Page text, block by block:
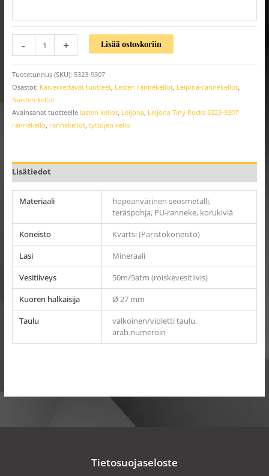
- + Lisää ostoskoriin
Tuotetunnus (SKU): 5323-9307
Osastot: Kaiverrettavat tuotteet, Lasten rannekellot, Leijona-rannekellot,
Naisten kellot
Avainsanat tuotteelle lasten kellot, Leijona, Leijona Tiny Rocks 5323-9307
rannekello rannekellot, tyttöjen kello
Lisätiedot
Materiaali
hopeanvärinen seosmetalli,
teräspohja, PU-ranneke, korukiviä
Koneisto
Kvartsi (Paristokoneisto)
Lasi
Mineraali
Vesitiiveys
50m/5atm (roiskevesitiivis)
Kuoren halkaisija
Ø 27 mm
Taulu
valkoinen/violetti taulu,
arab.numeroin
Tietosuojaseloste